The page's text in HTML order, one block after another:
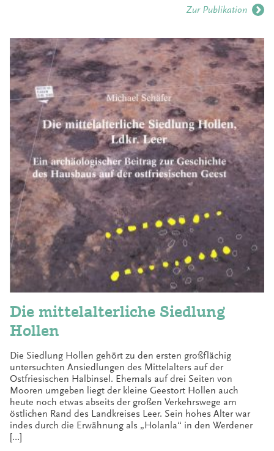
Zur Publikation
Die mittelalterliche Siedlung
Hollen
Die Siedlung Hollen gehört zu den ersten großflächig
untersuchten Ansiedlungen des Mittelalters auf der
Ostfriesischen Halbinsel. Ehemals auf drei Seiten von
Mooren umgeben liegt der kleine Geestort Hollen auch
heute noch etwas abseits der großen Verkehrswege am
östlichen Rand des Landkreises Leer. Sein hohes Alter war
indes durch die Erwähnung als „Holanla“ in den Werdener
[…]